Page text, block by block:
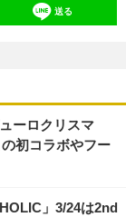
送る
ーロクリスマ
初コラボやフー
」3/24は2nd